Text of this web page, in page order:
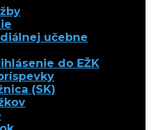
učebne
do EŽK
(SK)